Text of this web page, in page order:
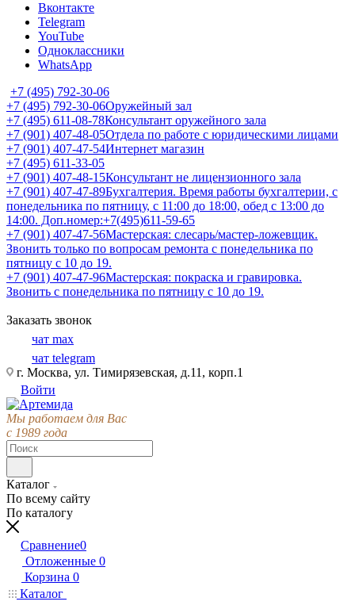
Вконтакте
Telegram
YouTube
Одноклассники
WhatsApp
+7 (495) 792-30-06
+7 (495) 792-30-06Оружейный зал
+7 (495) 611-08-78Консультант оружейного зала
+7 (901) 407-48-05Отдела по работе с юридическими лицами
+7 (901) 407-47-54Интернет магазин
+7 (495) 611-33-05
+7 (901) 407-48-15Консультант не лицензионного зала
+7 (901) 407-47-89Бухгалтерия. Время работы бухгалтерии, с
понедельника по пятницу, с 11:00 до 18:00, обед с 13:00 до
14:00. Доп.номер:+7(495)611-59-65
+7 (901) 407-47-56Мастерская: слесарь/мастер-ложевщик.
Звонить только по вопросам ремонта с понедельника по
пятницу с 10 до 19.
+7 (901) 407-47-96Мастерская: покраска и гравировка.
Звонить с понедельника по пятницу с 10 до 19.
Заказать звонок
чат max
чат telegram
г. Москва, ул. Тимирязевская, д.11, корп.1
Войти
Мы работаем для Вас
с 1989 года
Каталог
По всему сайту
По каталогу
Сравнение0
Отложенные 0
Корзина 0
Каталог